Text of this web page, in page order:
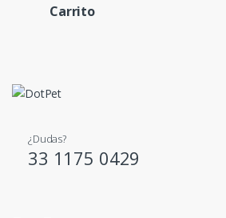
Carrito
¿Dudas?
33 1175 0429